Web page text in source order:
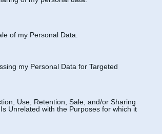
of my Personal Data.
my Personal Data for Targeted
Use, Retention, Sale, and/or Sharing
Unrelated with the Purposes for which it